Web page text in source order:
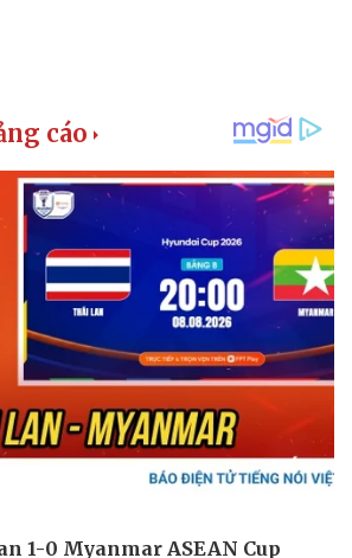
Ô tô - Xe máy
Ô tô
Xe máy
Tư vấn